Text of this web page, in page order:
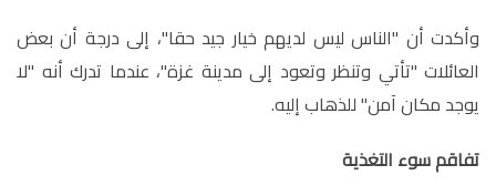
وأكدت أن "الناس ليس لديهم خيار جيد حقا"، إلى درجة أن بعض
العائلات "تأتي وتنظر وتعود إلى مدينة غزة"، عندما تدرك أنه "لا
يوجد مكان آمن" للذهاب إليه.
تفاقم سوء التغذية